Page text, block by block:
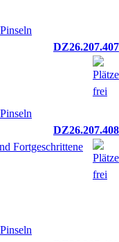
DZ26.207.407
DZ26.207.408
Fortgeschrittene